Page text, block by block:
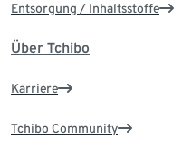
Entsorgung / Inhaltsstoffe
Über Tchibo
Karriere
Tchibo Community